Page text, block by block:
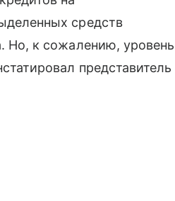
средств
Но, к сожалению, уровень
представитель